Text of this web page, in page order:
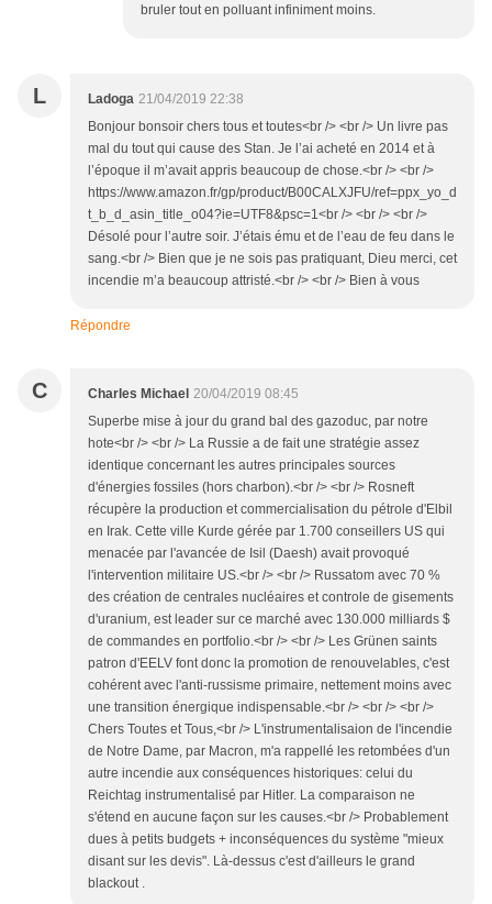
bruler tout en polluant infiniment moins.
L Ladoga 21/04/2019 22:38
Bonjour bonsoir chers tous et toutes<br /> <br /> Un livre pas
mal du tout qui cause des Stan. Je l’ai acheté en 2014 et à
l’époque il m’avait appris beaucoup de chose.<br /> <br />
https://www.amazon.fr/gp/product/B00CALXJFU/ref=ppx_yo_d
t_b_d_asin_title_o04?ie=UTF8&psc=1<br /> <br /> <br />
Désolé pour l’autre soir. J’étais ému et de l’eau de feu dans le
sang.<br /> Bien que je ne sois pas pratiquant, Dieu merci, cet
incendie m’a beaucoup attristé.<br /> <br /> Bien à vous
Répondre
C Charles Michael 20/04/2019 08:45
Superbe mise à jour du grand bal des gazoduc, par notre
hote<br /> <br /> La Russie a de fait une stratégie assez
identique concernant les autres principales sources
d'énergies fossiles (hors charbon).<br /> <br /> Rosneft
récupère la production et commercialisation du pétrole d'Elbil
en Irak. Cette ville Kurde gérée par 1.700 conseillers US qui
menacée par l'avancée de Isil (Daesh) avait provoqué
l'intervention militaire US.<br /> <br /> Russatom avec 70 %
des création de centrales nucléaires et controle de gisements
d'uranium, est leader sur ce marché avec 130.000 milliards $
de commandes en portfolio.<br /> <br /> Les Grünen saints
patron d'EELV font donc la promotion de renouvelables, c'est
cohérent avec l'anti-russisme primaire, nettement moins avec
une transition énergique indispensable.<br /> <br /> <br />
Chers Toutes et Tous,<br /> L'instrumentalisaion de l'incendie
de Notre Dame, par Macron, m'a rappellé les retombées d'un
autre incendie aux conséquences historiques: celui du
Reichtag instrumentalisé par Hitler. La comparaison ne
s'étend en aucune façon sur les causes.<br /> Probablement
dues à petits budgets + inconséquences du système "mieux
disant sur les devis". Là-dessus c'est d'ailleurs le grand
blackout .